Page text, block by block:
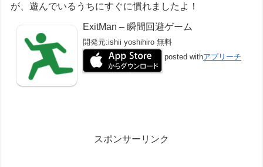
が、遊んでいるうちにすぐに慣れましたよ！
ExitMan – 瞬間回避ゲーム
開発元:ishii yoshihiro 無料
posted withアプリーチ
スポンサーリンク